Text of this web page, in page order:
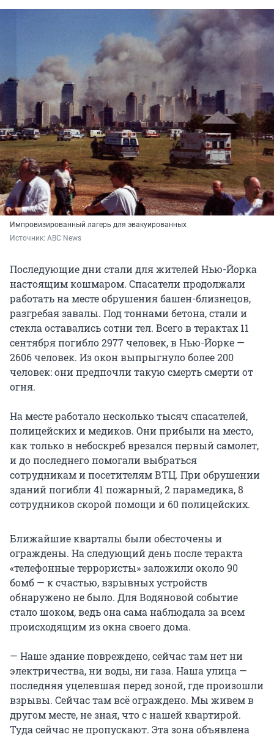
Импровизированный лагерь для эвакуированных
Источник: ABC News
Последующие дни стали для жителей Нью-Йорка
настоящим кошмаром. Спасатели продолжали
работать на месте обрушения башен-близнецов,
разгребая завалы. Под тоннами бетона, стали и
стекла оставались сотни тел. Всего в терактах 11
сентября погибло 2977 человек, в Нью-Йорке —
2606 человек. Из окон выпрыгнуло более 200
человек: они предпочли такую смерть смерти от
огня.
На месте работало несколько тысяч спасателей,
полицейских и медиков. Они прибыли на место,
как только в небоскреб врезался первый самолет,
и до последнего помогали выбраться
сотрудникам и посетителям ВТЦ. При обрушении
зданий погибли 41 пожарный, 2 парамедика, 8
сотрудников скорой помощи и 60 полицейских.
Ближайшие кварталы были обесточены и
ограждены. На следующий день после теракта
«телефонные террористы» заложили около 90
бомб — к счастью, взрывных устройств
обнаружено не было. Для Водяновой событие
стало шоком, ведь она сама наблюдала за всем
происходящим из окна своего дома.
— Наше здание повреждено, сейчас там нет ни
электричества, ни воды, ни газа. Наша улица —
последняя уцелевшая перед зоной, где произошли
взрывы. Сейчас там всё ограждено. Мы живем в
другом месте, не зная, что с нашей квартирой.
Туда сейчас не пропускают. Эта зона объявлена